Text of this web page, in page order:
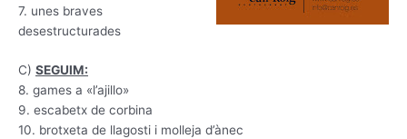
7. unes braves
desestructurades
C) SEGUIM:
8. games a «l’ajillo»
9. escabetx de corbina
10. brotxeta de llagosti i molleja d’ànec